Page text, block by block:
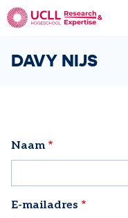
DAVY NIJS
Naam
E-mailadres